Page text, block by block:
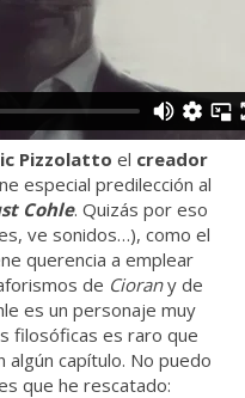
Pizzolatto el creador
especial predilección al
Cohle. Quizás por eso
ve sonidos…), como el
querencia a emplear
de Ciorany de
es un personaje muy
filosóficas es raro que
algún capítulo. No puedo
que he rescatado: